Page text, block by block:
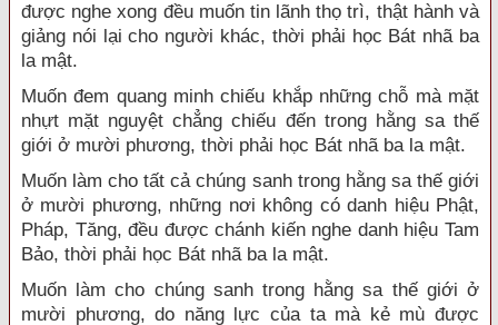
được nghe xong đều muốn tin lãnh thọ trì, thật hành và
giảng nói lại cho người khác, thời phải học Bát nhã ba
la mật.
Muốn đem quang minh chiếu khắp những chỗ mà mặt
nhựt mặt nguyệt chẳng chiếu đến trong hằng sa thế
giới ở mười phương, thời phải học Bát nhã ba la mật.
Muốn làm cho tất cả chúng sanh trong hằng sa thế giới
ở mười phương, những nơi không có danh hiệu Phật,
Pháp, Tăng, đều được chánh kiến nghe danh hiệu Tam
Bảo, thời phải học Bát nhã ba la mật.
Muốn làm cho chúng sanh trong hằng sa thế giới ở
mười phương, do năng lực của ta mà kẻ mù được